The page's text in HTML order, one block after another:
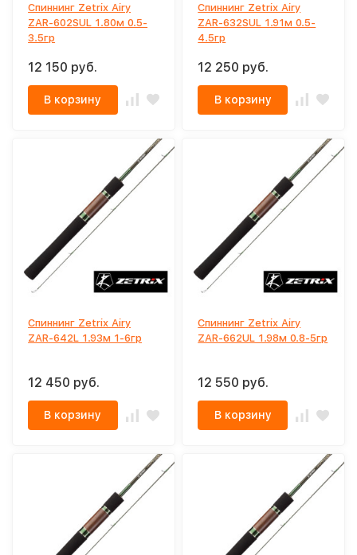
Спиннинг Zetrix Airy
ZAR-602SUL 1.80м 0.5-
3.5гр
12 150 руб.
В корзину
Спиннинг Zetrix Airy
ZAR-632SUL 1.91м 0.5-
4.5гр
12 250 руб.
В корзину
Спиннинг Zetrix Airy
ZAR-642L 1.93м 1-6гр
12 450 руб.
В корзину
Спиннинг Zetrix Airy
ZAR-662UL 1.98м 0.8-5гр
12 550 руб.
В корзину